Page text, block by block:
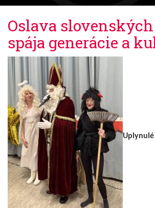
Oslava
spája generácie a